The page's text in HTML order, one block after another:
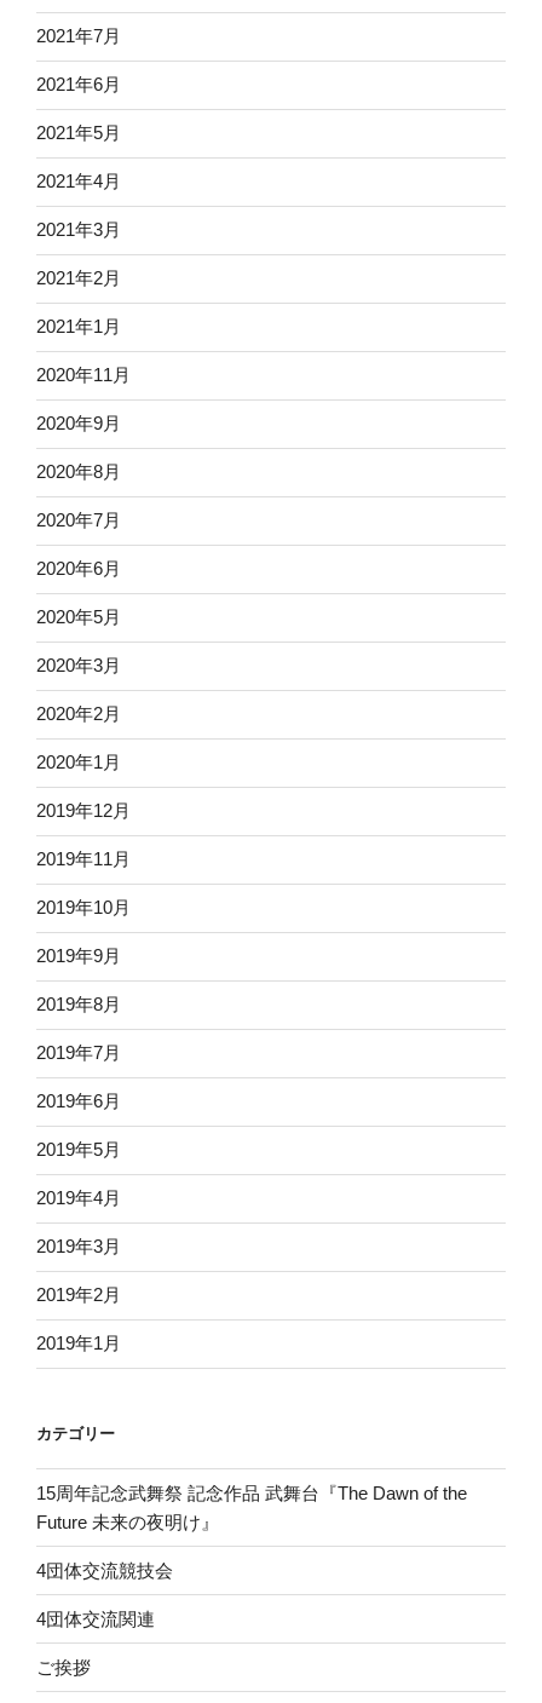
2021年7月
2021年6月
2021年5月
2021年4月
2021年3月
2021年2月
2021年1月
2020年11月
2020年9月
2020年8月
2020年7月
2020年6月
2020年5月
2020年3月
2020年2月
2020年1月
2019年12月
2019年11月
2019年10月
2019年9月
2019年8月
2019年7月
2019年6月
2019年5月
2019年4月
2019年3月
2019年2月
2019年1月
カテゴリー
15周年記念武舞祭 記念作品 武舞台『The Dawn of the
Future 未来の夜明け』
4団体交流競技会
4団体交流関連
ご挨拶